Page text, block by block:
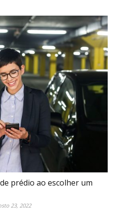
prédio ao escolher um
23, 2022